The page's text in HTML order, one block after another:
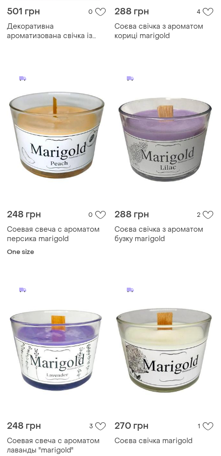
501 грн 0
Декоративна
ароматизована свічка із
288 грн 4
Соєва свічка з ароматом
кориці marigold
248 грн 0
Соевая свеча с ароматом
персика marigold
One size
288 грн 2
Соєва свічка з ароматом
бузку marigold
248 грн 3
Соевая свеча с ароматом
лаванды "marigold"
270 грн 1
Соєва свічка marigold